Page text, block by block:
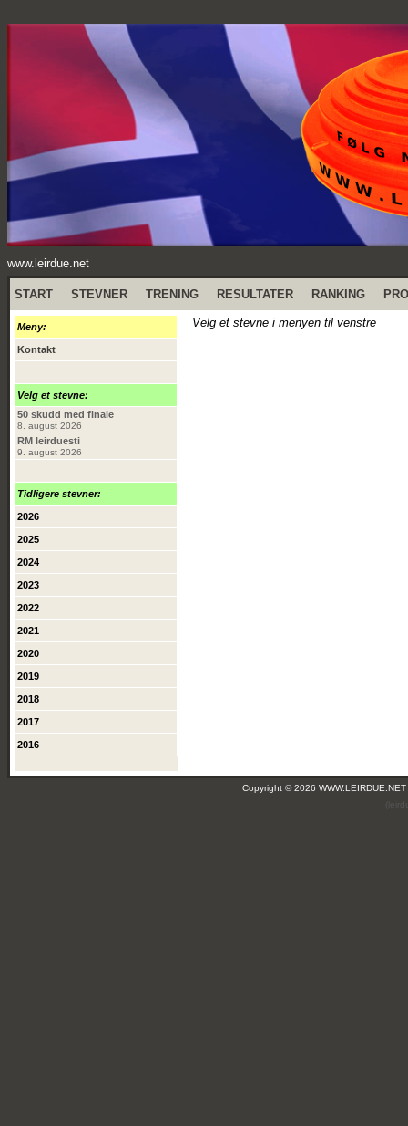
www.leirdue.net
START STEVNER TRENING RESULTATER RANKING
Meny:
Kontakt
Velg et stevne:
50 skudd med finale
8. august 2026
RM leirduesti
9. august 2026
Tidligere stevner:
2026
2025
2024
2023
2022
2021
2020
2019
2018
2017
2016
Velg et stevne i menyen til venstre
Copyright © 2026